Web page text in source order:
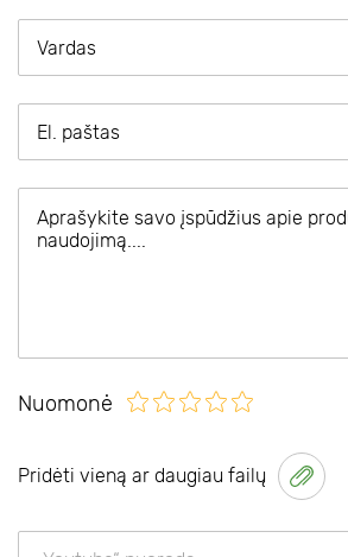
Nuomonė
Pridėti vieną ar daugiau failų